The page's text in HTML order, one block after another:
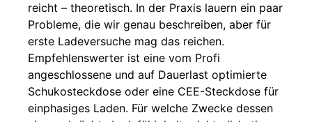
reicht – theoretisch. In der Praxis lauern ein paar
Probleme, die wir genau beschreiben, aber für
erste Ladeversuche mag das reichen.
Empfehlenswerter ist eine vom Profi
angeschlossene und auf Dauerlast optimierte
Schukosteckdose oder eine CEE-Steckdose für
einphasiges Laden. Für welche Zwecke dessen